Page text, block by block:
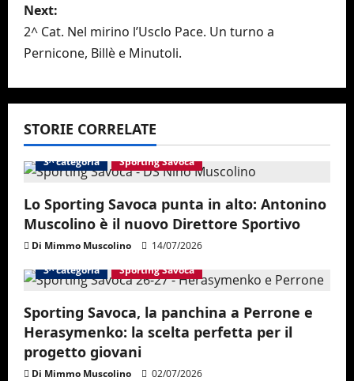
t
n
a
v
i
g
a
t
i
o
n
Next:
2^ Cat. Nel mirino l’Usclo Pace. Un turno a
Pernicone, Billè e Minutoli.
STORIE CORRELATE
3^ categoria Sporting Savoca
Lo Sporting Savoca punta in alto: Antonino
Muscolino è il nuovo Direttore Sportivo
Di Mimmo Muscolino
14/07/2026
3^ categoria
Sporting Savoca
Sporting Savoca, la panchina a Perrone e
Herasymenko: la scelta perfetta per il
progetto giovani
Di Mimmo Muscolino
02/07/2026